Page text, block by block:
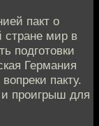
пакт о
мир в
подготовки
Германия
пакту.
проигрыш для